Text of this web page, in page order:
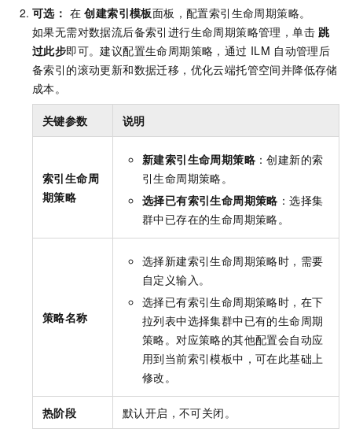
可选： 在 创建索引模板面板，配置索引生命周期策略。
如果无需对数据流后备索引进行生命周期策略管理，单击 跳
过此步即可。建议配置生命周期策略，通过 ILM 自动管理后
备索引的滚动更新和数据迁移，优化云端托管空间并降低存储
成本。
关键参数 说明
索引生命周
期策略
新建索引生命周期策略 ：创建新的索
引生命周期策略。
选择已有索引生命周期策略 ：选择集
群中已存在的生命周期策略。
策略名称
选择新建索引生命周期策略时，需要
自定义输入。
选择已有索引生命周期策略时，在下
拉列表中选择集群中已有的生命周期
策略。对应策略的其他配置会自动应
用到当前索引模板中，可在此基础上
修改。
热阶段 默认开启，不可关闭。